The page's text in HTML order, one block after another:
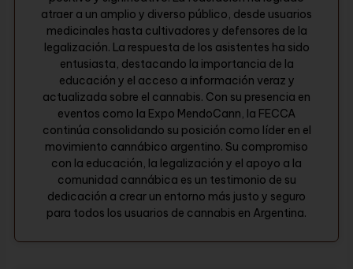
atraer a un amplio y diverso público, desde usuarios
medicinales hasta cultivadores y defensores de la
legalización. La respuesta de los asistentes ha sido
entusiasta, destacando la importancia de la
educación y el acceso a información veraz y
actualizada sobre el cannabis. Con su presencia en
eventos como la Expo MendoCann, la FECCA
continúa consolidando su posición como líder en el
movimiento cannábico argentino. Su compromiso
con la educación, la legalización y el apoyo a la
comunidad cannábica es un testimonio de su
dedicación a crear un entorno más justo y seguro
para todos los usuarios de cannabis en Argentina.